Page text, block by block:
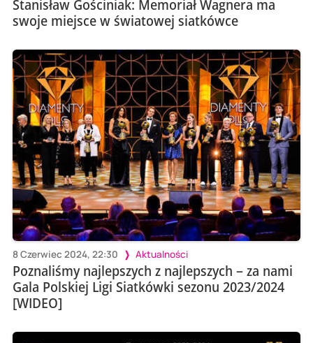
Stanisław Gościniak: Memoriał Wagnera ma
swoje miejsce w światowej siatkówce
8 Czerwiec 2024, 22:30 Aktualności
Poznaliśmy najlepszych z najlepszych – za nami
Gala Polskiej Ligi Siatkówki sezonu 2023/2024
[WIDEO]